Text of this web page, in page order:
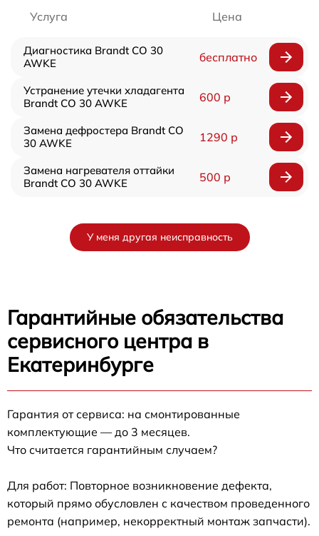
Услуга Цена
Диагностика Brandt CO 30
AWKE
бесплатно
Устранение утечки хладагента
Brandt CO 30 AWKE
600 р
Замена дефростера Brandt CO
30 AWKE
1290 р
Замена нагревателя оттайки
Brandt CO 30 AWKE
500 р
У меня другая неисправность
Гарантийные обязательства
сервисного центра в
Екатеринбурге
Гарантия от сервиса: на смонтированные
комплектующие — до 3 месяцев.
Что считается гарантийным случаем?
Для работ: Повторное возникновение дефекта,
который прямо обусловлен с качеством проведенного
ремонта (например, некорректный монтаж запчасти).